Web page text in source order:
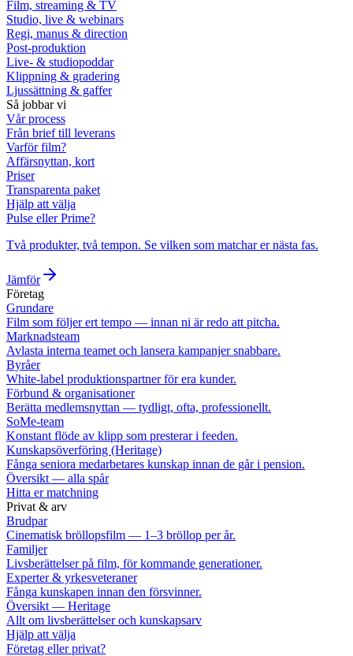
Film, streaming & TV
Studio, live & webinars
Regi, manus & direction
Post-produktion
Live- & studiopoddar
Klippning & gradering
Ljussättning & gaffer
Så jobbar vi
Vår process
Från brief till leverans
Varför film?
Affärsnyttan, kort
Priser
Transparenta paket
Hjälp att välja
Pulse eller Prime?
Två produkter, två tempon. Se vilken som matchar er nästa fas.
Jämför
Företag
Grundare
Film som följer ert tempo — innan ni är redo att pitcha.
Marknadsteam
Avlasta interna teamet och lansera kampanjer snabbare.
Byråer
White-label produktionspartner för era kunder.
Förbund & organisationer
Berätta medlemsnyttan — tydligt, ofta, professionellt.
SoMe-team
Konstant flöde av klipp som presterar i feeden.
Kunskapsöverföring (Heritage)
Fånga seniora medarbetares kunskap innan de går i pension.
Översikt — alla spår
Hitta er matchning
Privat & arv
Brudpar
Cinematisk bröllopsfilm — 1–3 bröllop per år.
Familjer
Livsberättelser på film, för kommande generationer.
Experter & yrkesveteraner
Fånga kunskapen innan den försvinner.
Översikt — Heritage
Allt om livsberättelser och kunskapsarv
Hjälp att välja
Företag eller privat?